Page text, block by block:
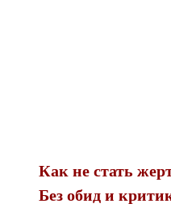
Как не стать
Без обид и